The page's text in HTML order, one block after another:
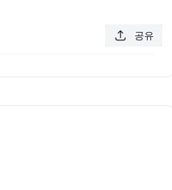
공유